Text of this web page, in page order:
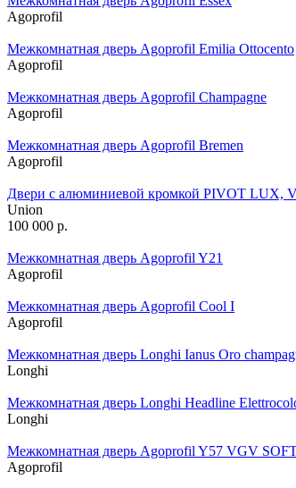
Agoprofil
Межкомнатная дверь Agoprofil Emilia Ottocento
Agoprofil
Межкомнатная дверь Agoprofil Champagne
Agoprofil
Межкомнатная дверь Agoprofil Bremen
Agoprofil
Двери с алюминиевой кромкой PIVOT LUX,
Union
100 000 р.
Межкомнатная дверь Agoprofil Y21
Agoprofil
Межкомнатная дверь Agoprofil Cool I
Agoprofil
Межкомнатная дверь Longhi Ianus Oro
Longhi
Межкомнатная дверь Longhi Headline
Longhi
Межкомнатная дверь Agoprofil Y57 VGV
Agoprofil